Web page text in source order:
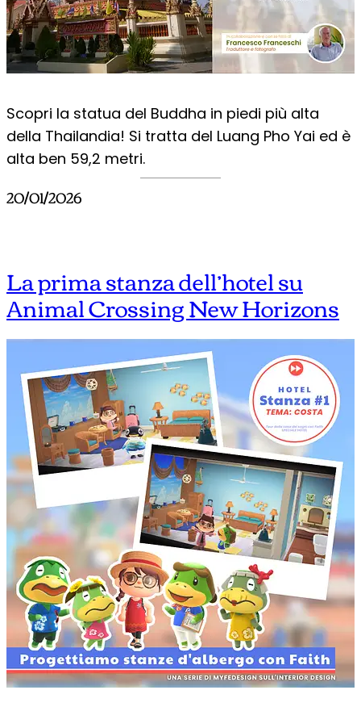
Scopri la statua del Buddha in piedi più alta
della Thailandia! Si tratta del Luang Pho Yai ed è
alta ben 59,2 metri.
20/01/2026
La prima stanza dell’hotel su
Animal Crossing New Horizons